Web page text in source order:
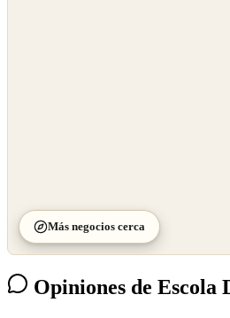
Más negocios cerca
Opiniones de Escola